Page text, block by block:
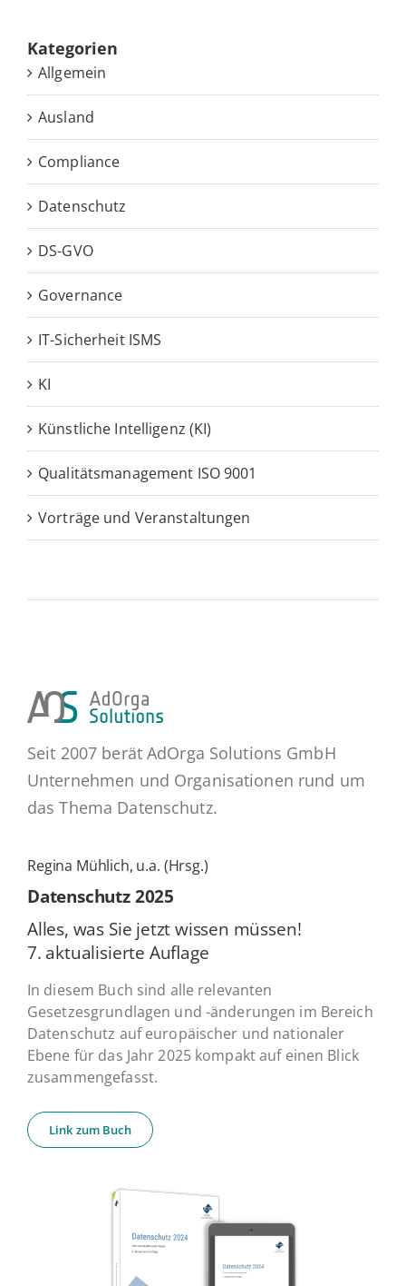
Ka­te­go­rien
Allgemein
Ausland
Compliance
Datenschutz
DS-GVO
Governance
IT-Sicherheit ISMS
KI
Künstliche Intelligenz (KI)
Qualitätsmanagement ISO 9001
Vorträge und Veranstaltungen
Seit 2007 berät AdOrga Solutions GmbH
Unternehmen und Organisationen rund um
das Thema Datenschutz.
Regina Mühlich, u.a. (Hrsg.)
Daten­schutz 2025
Alles, was Sie jetzt wissen müssen!
7. ak­tua­li­sier­te Auflage
In diesem Buch sind alle relevanten
Gesetzesgrundlagen und -änderungen im Bereich
Datenschutz auf europäischer und nationaler
Ebene für das Jahr 2025 kompakt auf einen Blick
zusammengefasst.
Link zum Buch